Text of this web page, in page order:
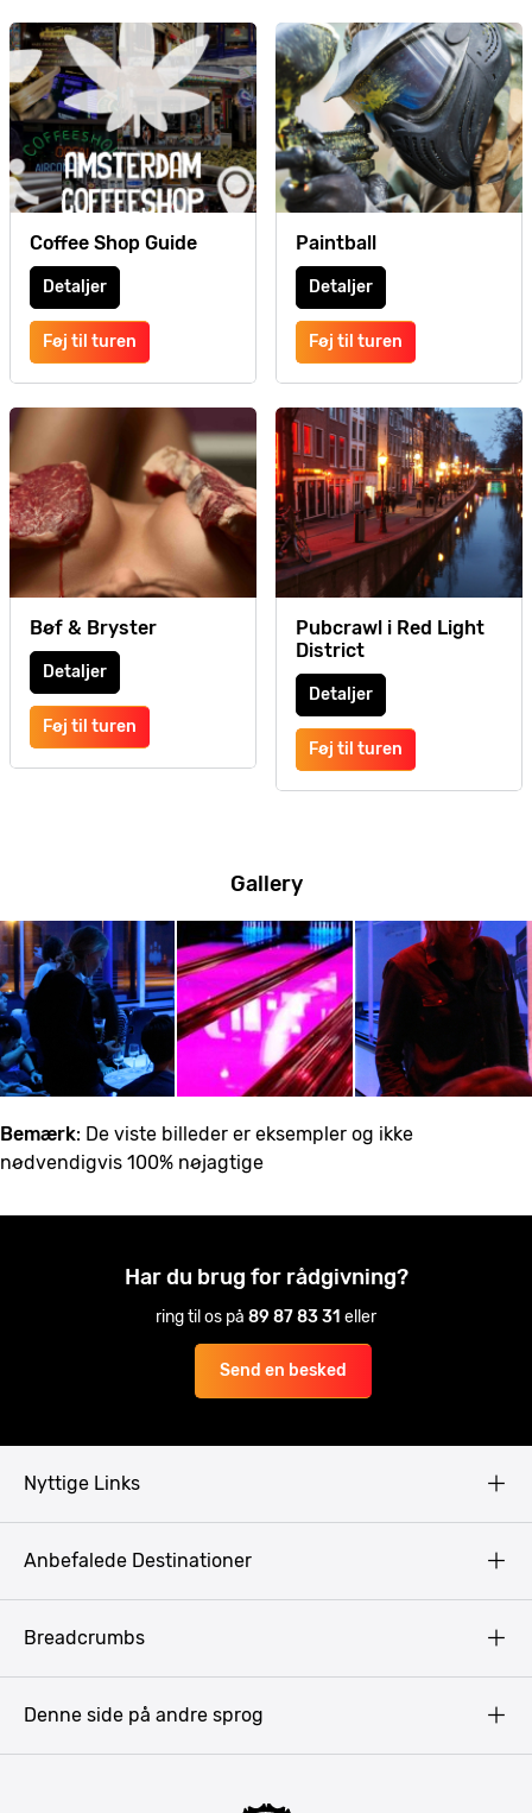
Coffee Shop Guide
Detaljer
Føj til turen
Paintball
Detaljer
Føj til turen
Bøf & Bryster
Detaljer
Føj til turen
Pubcrawl i Red Light
District
Detaljer
Føj til turen
Gallery
Bemærk: De viste billeder er eksempler og ikke
nødvendigvis 100% nøjagtige
Har du brug for rådgivning?
ring til os på 89 87 83 31 eller
Send en besked
Nyttige Links
Anbefalede Destinationer
Breadcrumbs
Denne side på andre sprog